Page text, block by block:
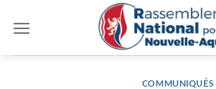
COMMUNIQUÉS